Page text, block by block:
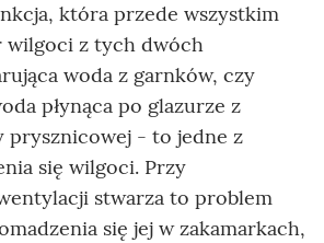
która przede wszystkim
wilgoci z tych dwóch
woda z garnków, czy
płynąca po glazurze z
prysznicowej - to jedne z
się wilgoci. Przy
stwarza to problem
się jej w zakamarkach,